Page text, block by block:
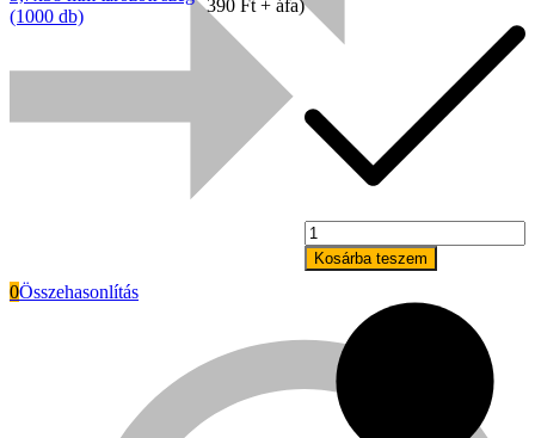
0Összehasonlítás
(1000 db)
390 Ft + áfa)
Prémium
tömlődob,
univerzális,
30m
(8mm)
mennyiség
Kosárba teszem